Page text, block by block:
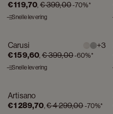
€ 119,70, € 399,00-70%*
Snelle levering
OP = OP
Carusi +3
€ 159,60, € 399,00-60%*
Snelle levering
OP = OP
Artisano
€ 1 289,70,€ 4 299,00-70%*